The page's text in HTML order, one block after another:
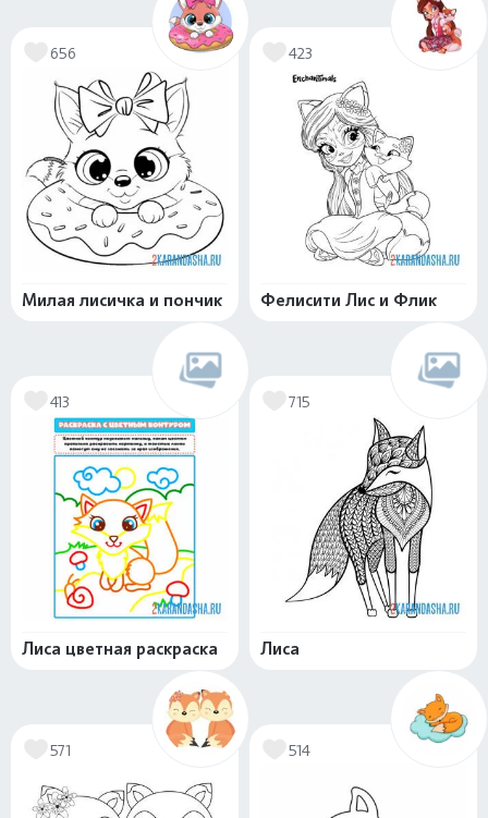
656
Милая лисичка и пончик
423
Фелисити Лис и Флик
413
Лиса цветная раскраска
715
Лиса
571 514